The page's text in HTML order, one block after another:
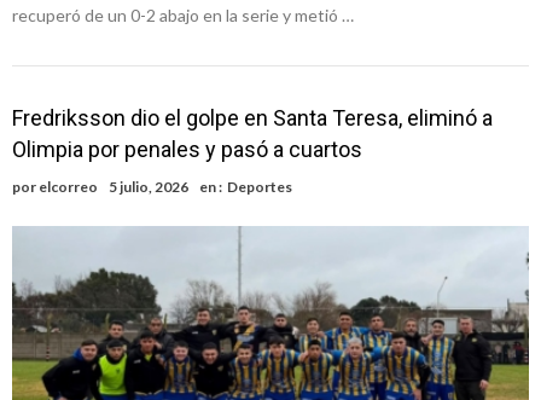
recuperó de un 0-2 abajo en la serie y metió …
Fredriksson dio el golpe en Santa Teresa, eliminó a
Olimpia por penales y pasó a cuartos
por elcorreo 5 julio, 2026 en : Deportes